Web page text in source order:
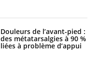
Douleurs de l’avant-pied :
des métatarsalgies à 90 %
liées à problème d’appui